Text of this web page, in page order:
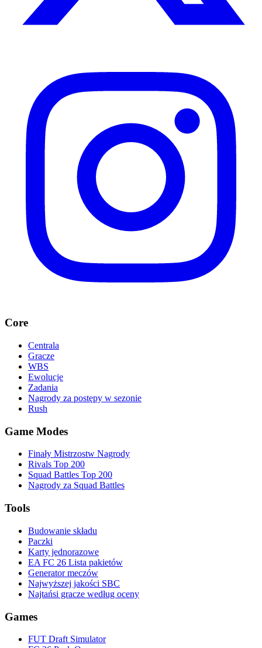
Core
Centrala
Gracze
WBS
Ewolucje
Zadania
Nagrody za postępy w sezonie
Rush
Game Modes
Finały Mistrzostw Nagrody
Rivals Top 200
Squad Battles Top 200
Nagrody za Squad Battles
Tools
Budowanie składu
Paczki
Karty jednorazowe
EA FC 26 Lista pakietów
Generator meczów
Najwyższej jakości SBC
Najtańsi gracze według oceny
Games
FUT Draft Simulator